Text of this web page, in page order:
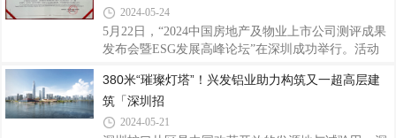
年来积极与高校科研院所等联合研发，多措并举，高
度重视科技创新工作的充分肯定。兴发铝业一直以来
注重企业的技术创新工作，坚持以自主创新与产学研
节，注重前瞻性研发和布局，不断深化改革，在新产
品开发、技术进步、科研成果转化等方面取得了
2024-05-24
5月22日，“2024中国房地产及物业上市公司测评成果
发布会暨ESG发展高峰论坛”在深圳成功举行。活动
告》，同期隆重公布了“2024房地产配套供应链上市
公司测评成果”，兴发铝业荣获“2024房建配套供应链
上市公司投资价值典范企业”称号，凸显兴发铝业良
380米“璀璨灯塔”！兴发铝业助力构筑又一超高层建
筑「深圳招
2024-05-21